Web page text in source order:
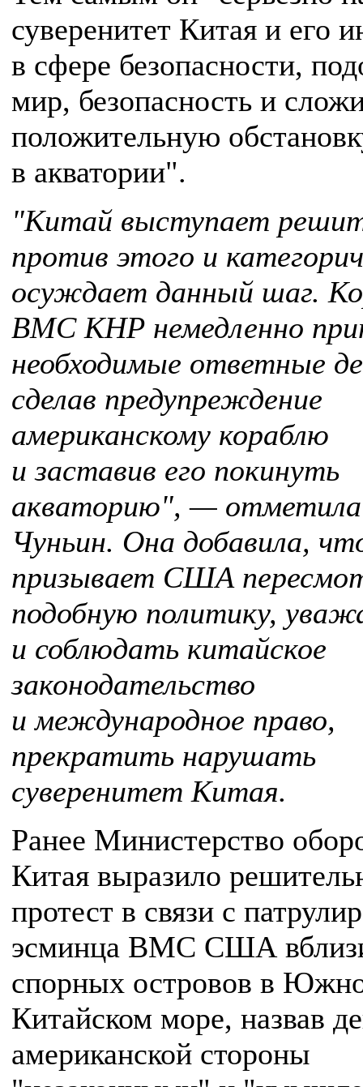
суверенитет Китая и его
в сфере безопасности,
мир, безопасность и
положительную
в акватории".
"Китай выступает
против этого и
осуждает данный шаг.
ВМС КНР немедленно
необходимые ответные
сделав предупреждение
американскому кораблю
и заставив его покинуть
акваторию", —
Чуньин. Она добавила,
призывает США
подобную политику,
и соблюдать китайское
законодательство
и международное право,
прекратить нарушать
суверенитет Китая.
Ранее Министерство
Китая выразило
протест в связи с
эсминца ВМС США
спорных островов в
Китайском море, назвав
американской стороны